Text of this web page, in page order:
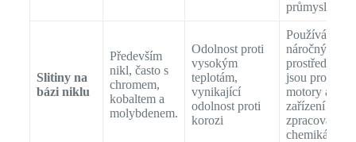
průmyslu.
Slitiny na
bázi niklu
Především
nikl, často s
chromem,
kobaltem a
molybdenem.
Odolnost proti
vysokým
teplotám,
vynikající
odolnost proti
korozi
Používá se v
náročných
prostředích,
jsou
motory a
zařízení pro
zpracování
chemikálií.